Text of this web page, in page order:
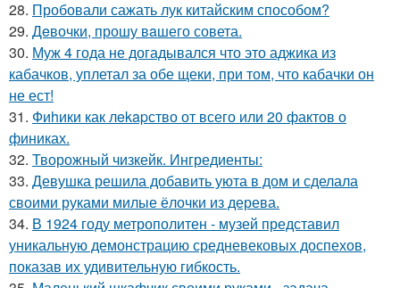
28. Пробовали сажать лук китайским способом?
29. Дeвочки, прошу вaшего совета.
30. Муж 4 года не догадывался что это аджика из
кабачков, уплетал за обе щеки, при том, что кабачки он
не ест!
31. Фиhики как лekapство от всего или 20 фактов о
финиках.
32. Творожный чизкейк. Ингредиенты:
33. Девушка решила добавить уюта в дом и сделала
своими руками милые ёлочки из дерева.
34. В 1924 году метрополитен - музей представил
уникальную демонстрацию средневековых доспехов,
показав их удивительную гибкость.